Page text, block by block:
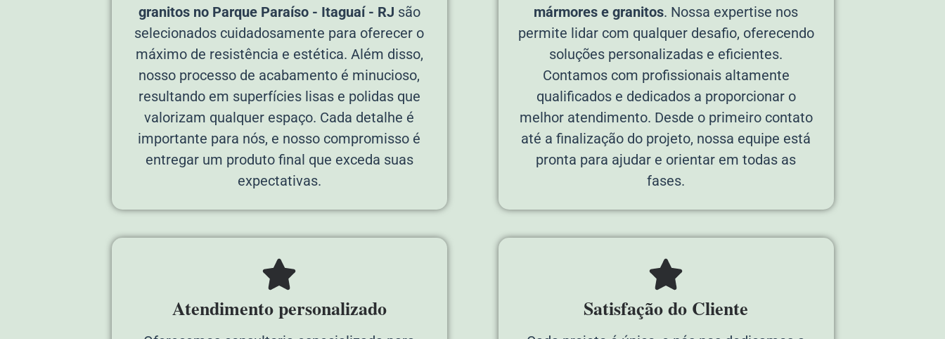
granitos no Parque Paraíso - Itaguaí - RJ são
selecionados cuidadosamente para oferecer o
máximo de resistência e estética. Além disso,
nosso processo de acabamento é minucioso,
resultando em superfícies lisas e polidas que
valorizam qualquer espaço. Cada detalhe é
importante para nós, e nosso compromisso é
entregar um produto final que exceda suas
expectativas.
mármores e granitos. Nossa expertise nos
permite lidar com qualquer desafio, oferecendo
soluções personalizadas e eficientes.
Contamos com profissionais altamente
qualificados e dedicados a proporcionar o
melhor atendimento. Desde o primeiro contato
até a finalização do projeto, nossa equipe está
pronta para ajudar e orientar em todas as
fases.
Atendimento personalizado Satisfação do Cliente